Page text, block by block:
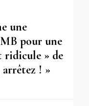
une
pour une
» de
arrêtez ! »